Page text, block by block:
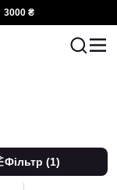
3000 ₴
Фільтр (1)